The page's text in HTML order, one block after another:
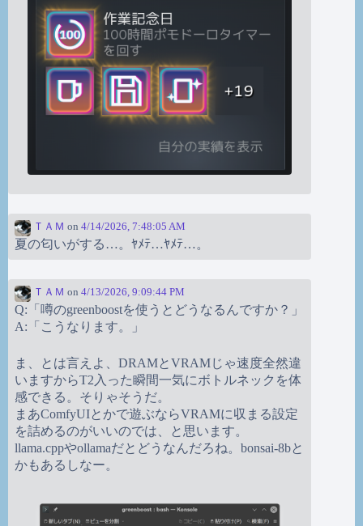
ＴＡＭ on 4/14/2026, 7:48:05 AM
夏の匂いがする…。ﾔﾒﾃ…ﾔﾒﾃ…。
ＴＡＭ on 4/13/2026, 9:09:44 PM
Q:「噂のgreenboostを使うとどうなるんですか？」
A:「こうなります。」
ま、とは言えよ、DRAMとVRAMじゃ速度全然違
いますからT2入った瞬間一気にボトルネックを体
感できる。そりゃそうだ。
まあComfyUIとかで遊ぶならVRAMに収まる設定
を詰めるのがいいのでは、と思います。
llama.cppやollamaだとどうなんだろね。bonsai-8bと
かもあるしなー。